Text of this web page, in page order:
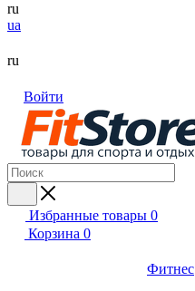
ru
ua
ru
Войти
Избранные товары 0
Корзина 0
Фитнес